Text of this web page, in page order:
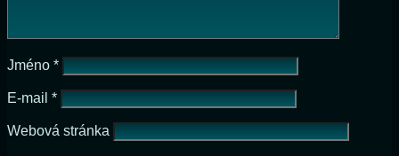
Jméno *
E-mail *
Webová stránka